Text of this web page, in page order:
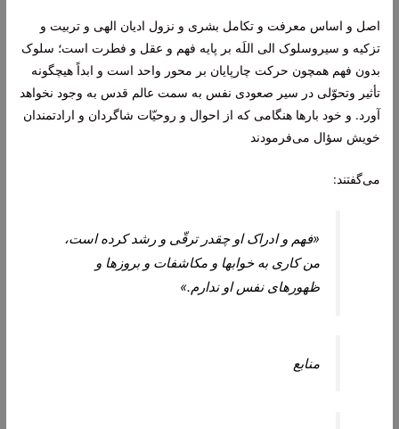
اصل و اساس معرفت و تكامل بشرى و نزول اديان الهى و تربيت و
تزكيه و سيروسلوک الى اللَه بر پايه فهم و عقل و فطرت است؛ سلوک
بدون فهم همچون حركت چارپايان بر محور واحد است و ابداً هيچ‏گونه
تأثير وتحوّلى در سير صعودى نفس به سمت عالم قدس به وجود نخواهد
آورد. و خود بارها هنگامى كه از احوال و روحيّات شاگردان و ارادتمندان
خويش سؤال می‌فرمودند
می‌گفتند:
«فهم و ادراک او چقدر ترقّى و رشد كرده است،
من كارى به خواب‏ها و مكاشفات و بروزها و
ظهورهاى نفس او ندارم.»
منابع